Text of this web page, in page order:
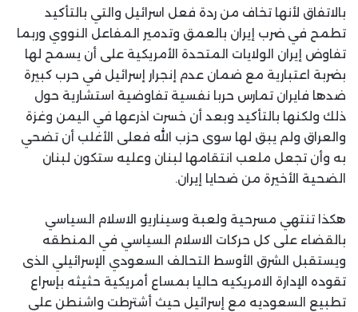
بالاتفاق لأنها تخاف من ردة فعل اسرائيل والتي بالتأكيد
تطمح في ضرب إيران بالعمق وتدمير المفاعل النووي وربما
تفاوض إيران الولايات المتحدة الأمريكية على أن يسمح لها
بضربة اعتبارية مع ضمان عدم إنجرار إسرائيل في حرب كبيرة
ضدها فايران تمارس حربا نفسية تفاوضية استشارية حول
ذلك ولكنها بالتأكيد وبعد أن خسرت اذرعها في اليمن وغزة
والعراق ولم يبق لها سوى حزب الله فعلى الأغلب أن تضحي
به وأن تجعل ملعب انتقامها لبنان وعليه ستكون لبنان
الضحية الأخيرة من ضحايا إيران.
هكذا تنتهي مسرحية ولعبة وسيناريو الاسلام السياسي
بالقضاء على كل حركات الاسلام السياسي في المنطقه
ويستقبل الشرق الأوسط التحالف السعودي الإسرائيلي الذى
تقوده الإدارة الامريكيه حاليا بمساع أمريكية حثيثه بإسراع
تطبيع السعوديه مع إسرائيل حيث أشترطت واشنطن علي